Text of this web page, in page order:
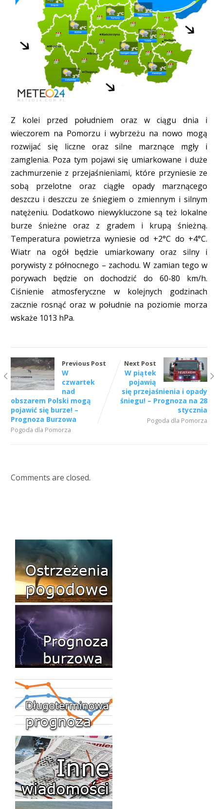
Z kolei przed południem oraz w ciągu dnia i
wieczorem na Pomorzu i wybrzeżu na nowo mogą
rozwijać się liczne oraz silne marznące mgły i
zamglenia. Poza tym pojawi się umiarkowane i duże
zachmurzenie z przejaśnieniami, które przyniesie ze
sobą przelotne oraz ciągłe opady marznącego
deszczu i deszczu ze śniegiem o zmiennym i silnym
natężeniu. Dodatkowo niewykluczone są też lokalne
burze śnieżne oraz z gradem i krupą śnieżną.
Temperatura powietrza wyniesie od +2°C do +4°C.
Wiatr na ogół będzie umiarkowany oraz silny i
porywisty z północnego – zachodu. W zamian tego w
porywach będzie on dochodzić do 60-80 km/h.
Ciśnienie atmosferyczne w kolejnych godzinach
zacznie rosnąć oraz w południe na poziomie morza
wskaże 1013 hPa.
Previous Post
W
czwartek
nad
obszarem Polski mogą
pojawić się burze! –
Prognoza Burzowa
Pogoda dla Pomorza
Next Post
W piątek
pojawią
się przejaśnienia i opady
śniegu! – Prognoza na 28
stycznia
Pogoda dla Pomorza
Comments are closed.